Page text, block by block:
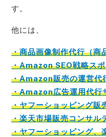
す。
他には、
・商品画像制作代行（商
・Amazon SEO戦略ス
・Amazon販売の運営代
・Amazon広告運用代行
・ヤフーショッピング販
・楽天市場販売コンサル
・ヤフーショッピング、